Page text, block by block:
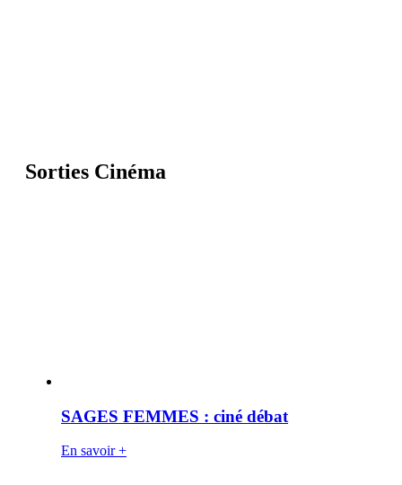
Sorties Cinéma
SAGES FEMMES : ciné débat
En savoir +